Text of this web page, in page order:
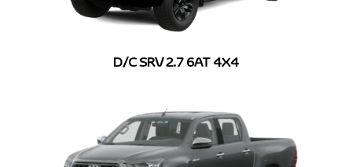
D/C SRV 2.7 6AT 4X4